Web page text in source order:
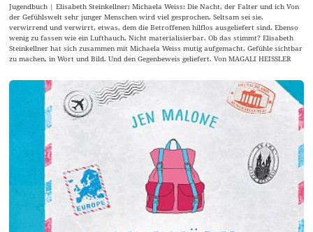
Jugendbuch | Elisabeth Steinkellner; Michaela Weiss: Die Nacht, der Falter und ich Von
der Gefühlswelt sehr junger Menschen wird viel gesprochen. Seltsam sei sie,
verwirrend und verwirrt, etwas, dem die Betroffenen hilflos ausgeliefert sind. Ebenso
wenig zu fassen wie ein Lufthauch. Nicht materialisierbar. Ob das stimmt? Elisabeth
Steinkellner hat sich zusammen mit Michaela Weiss mutig aufgemacht, Gefühle sichtbar
zu machen, in Wort und Bild. Und den Gegenbeweis geliefert. Von MAGALI HEISSLER